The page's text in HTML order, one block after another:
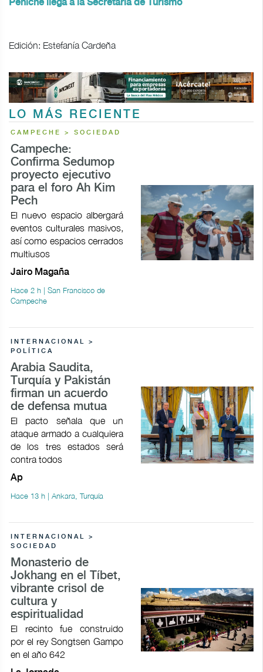
Peniche llega a la Secretaría de Turismo
Edición: Estefanía Cardeña
LO MÁS RECIENTE
CAMPECHE > SOCIEDAD
Campeche:
Confirma Sedumop
proyecto ejecutivo
para el foro Ah Kim
Pech
El nuevo espacio albergará
eventos culturales masivos,
así como espacios cerrados
multiusos
Jairo Magaña
Hace 2 h | San Francisco de
Campeche
INTERNACIONAL >
POLÍTICA
Arabia Saudita,
Turquía y Pakistán
firman un acuerdo
de defensa mutua
El pacto señala que un
ataque armado a cualquiera
de los tres estados será
contra todos
Ap
Hace 13 h | Ankara, Turquía
INTERNACIONAL >
SOCIEDAD
Monasterio de
Jokhang en el Tíbet,
vibrante crisol de
cultura y
espiritualidad
El recinto fue construido
por el rey Songtsen Gampo
en el año 642